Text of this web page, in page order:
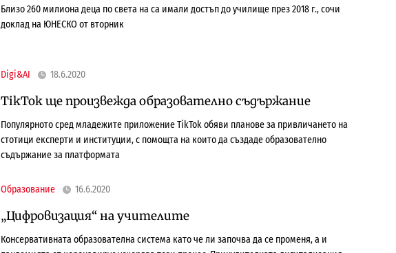
Близо 260 милиона деца по света на са имали достъп до училище през 2018 г., сочи
доклад на ЮНЕСКО от вторник
Digi&AI 18.6.2020
TikTok ще произвежда образователно съдържание
Популярното сред младежите приложение TikTok обяви планове за привличането на
стотици експерти и институции, с помощта на които да създаде образователно
съдържание за платформата
Образование 16.6.2020
„Цифровизация“ на учителите
Консервативната образователна система като че ли започва да се променя, а и